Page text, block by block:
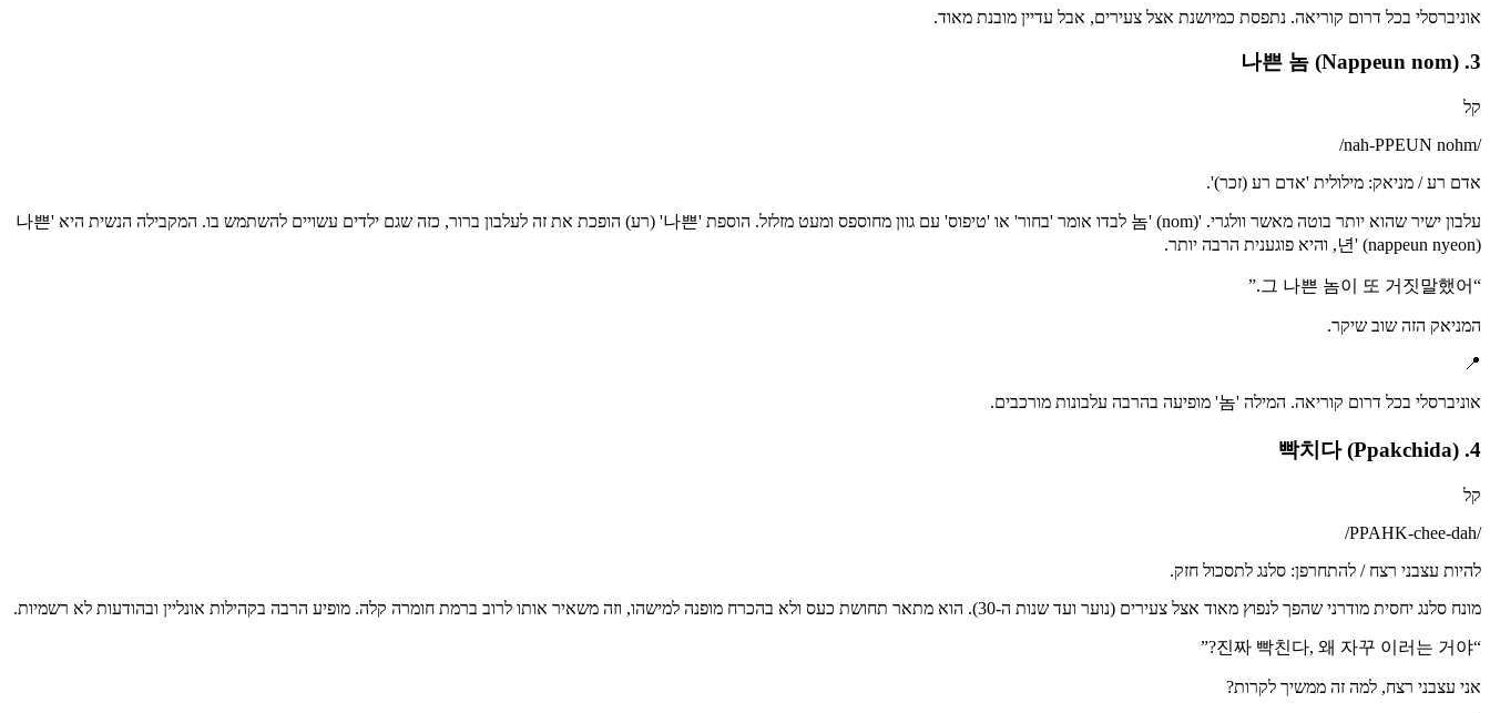
אוניברסלי בכל דרום קוריאה. נתפסת כמיושנת אצל צעירים, אבל עדיין מובנת מאוד.
3. 나쁜 놈 (Nappeun nom)
קל
/
nah-PPEUN nohm
/
אדם רע / מניאק: מילולית 'אדם רע (זכר)'.
עלבון ישיר שהוא יותר בוטה מאשר וולגרי. '놈' (nom) לבדו אומר 'בחור' או 'טיפוס' עם גוון מחוספס ומעט מזלזל. הוספת '나쁜' (רע) הופכת את זה לעלבון ברור, כזה שגם ילדים עשויים להשתמש בו. המקבילה הנשית היא '나쁜
년' (nappeun nyeon), והיא פוגענית הרבה יותר.
“
그 나쁜 놈이 또 거짓말했어.
”
המניאק הזה שוב שיקר.
📍
אוניברסלי בכל דרום קוריאה. המילה '놈' מופיעה בהרבה עלבונות מורכבים.
4. 빡치다 (Ppakchida)
קל
/
PPAHK-chee-dah
/
להיות עצבני רצח / להתחרפן: סלנג לתסכול חזק.
מונח סלנג יחסית מודרני שהפך לנפוץ מאוד אצל צעירים (נוער ועד שנות ה-30). הוא מתאר תחושת כעס ולא בהכרח מופנה למישהו, וזה משאיר אותו לרוב ברמת חומרה קלה. מופיע הרבה בקהילות אונליין ובהודעות לא רשמיות.
“
진짜 빡친다, 왜 자꾸 이러는 거야?
”
אני עצבני רצח, למה זה ממשיך לקרות?